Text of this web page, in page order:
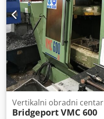
Vertikalni obradni centar
BridgeportVMC 600